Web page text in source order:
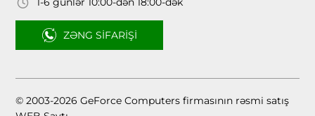
ZƏNG SIFARIŞI
© 2003-2026 GeForce Computers firmasının rəsmi satış